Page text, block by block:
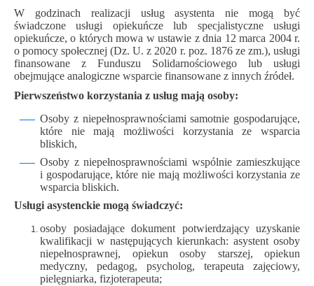
W godzinach realizacji usług asystenta nie mogą być
świadczone usługi opiekuńcze lub specjalistyczne usługi
opiekuńcze, o których mowa w ustawie z dnia 12 marca 2004 r.
o pomocy społecznej (Dz. U. z 2020 r. poz. 1876 ze zm.), usługi
finansowane z Funduszu Solidarnościowego lub usługi
obejmujące analogiczne wsparcie finansowane z innych źródeł.
Pierwszeństwo korzystania z usług mają osoby:
Osoby z niepełnosprawnościami samotnie gospodarujące,
które nie mają możliwości korzystania ze wsparcia
bliskich,
Osoby z niepełnosprawnościami wspólnie zamieszkujące
i gospodarujące, które nie mają możliwości korzystania ze
wsparcia bliskich.
Usługi asystenckie mogą świadczyć:
osoby posiadające dokument potwierdzający uzyskanie
kwalifikacji w następujących kierunkach: asystent osoby
niepełnosprawnej, opiekun osoby starszej, opiekun
medyczny, pedagog, psycholog, terapeuta zajęciowy,
pielęgniarka, fizjoterapeuta;